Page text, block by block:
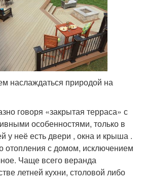
наслаждаться природой на
говоря «закрытая терраса» с
особенностями, только в
у неё есть двери , окна и крыша .
отопления с домом, исключением
Чаще всего веранда
летней кухни, столовой либо